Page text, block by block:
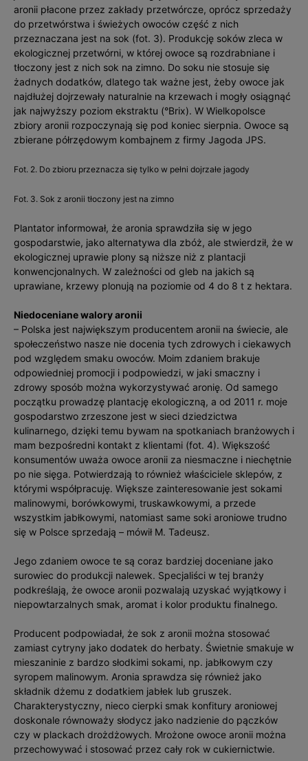
aronii płacone przez zakłady przetwórcze, oprócz sprzedaży
do przetwórstwa i świeżych owoców część z nich
przeznaczana jest na sok (fot. 3). Produkcję soków zleca w
ekologicznej przetwórni, w której owoce są rozdrabniane i
tłoczony jest z nich sok na zimno. Do soku nie stosuje się
żadnych dodatków, dlatego tak ważne jest, żeby owoce jak
najdłużej dojrzewały naturalnie na krzewach i mogły osiągnąć
jak najwyższy poziom ekstraktu (°Brix). W Wielkopolsce
zbiory aronii rozpoczynają się pod koniec sierpnia. Owoce są
zbierane półrzędowym kombajnem z firmy Jagoda JPS.
Fot. 2. Do zbioru przeznacza się tylko w pełni dojrzałe jagody
Fot. 3. Sok z aronii tłoczony jest na zimno
Plantator informował, że aronia sprawdziła się w jego
gospodarstwie, jako alternatywa dla zbóż, ale stwierdził, że w
ekologicznej uprawie plony są niższe niż z plantacji
konwencjonalnych. W zależności od gleb na jakich są
uprawiane, krzewy plonują na poziomie od 4 do 8 t z hektara.
Niedoceniane walory aronii
– Polska jest największym producentem aronii na świecie, ale
społeczeństwo nasze nie docenia tych zdrowych i ciekawych
pod względem smaku owoców. Moim zdaniem brakuje
odpowiedniej promocji i podpowiedzi, w jaki smaczny i
zdrowy sposób można wykorzystywać aronię. Od samego
początku prowadzę plantację ekologiczną, a od 2011 r. moje
gospodarstwo zrzeszone jest w sieci dziedzictwa
kulinarnego, dzięki temu bywam na spotkaniach branżowych i
mam bezpośredni kontakt z klientami (fot. 4). Większość
konsumentów uważa owoce aronii za niesmaczne i niechętnie
po nie sięga. Potwierdzają to również właściciele sklepów, z
którymi współpracuję. Większe zainteresowanie jest sokami
malinowymi, borówkowymi, truskawkowymi, a przede
wszystkim jabłkowymi, natomiast same soki aroniowe trudno
się w Polsce sprzedają – mówił M. Tadeusz.
Jego zdaniem owoce te są coraz bardziej doceniane jako
surowiec do produkcji nalewek. Specjaliści w tej branży
podkreślają, że owoce aronii pozwalają uzyskać wyjątkowy i
niepowtarzalnych smak, aromat i kolor produktu finalnego.
Producent podpowiadał, że sok z aronii można stosować
zamiast cytryny jako dodatek do herbaty. Świetnie smakuje w
mieszaninie z bardzo słodkimi sokami, np. jabłkowym czy
syropem malinowym. Aronia sprawdza się również jako
składnik dżemu z dodatkiem jabłek lub gruszek.
Charakterystyczny, nieco cierpki smak konfitury aroniowej
doskonale równoważy słodycz jako nadzienie do pączków
czy w plackach drożdżowych. Mrożone owoce aronii można
przechowywać i stosować przez cały rok w cukiernictwie.